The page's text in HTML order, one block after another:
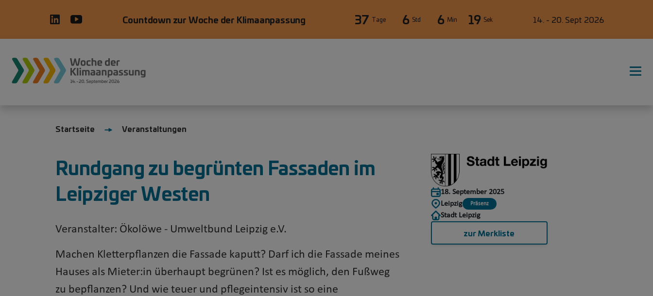
Countdown zur Woche der Klimaanpassung 37 Tage 6 Std 6 Min 19 Sek 14. - 20. Sept 2026
Startseite Veranstaltungen
Rundgang zu begrünten Fassaden im
Leipziger Westen
Veranstalter: Ökolöwe - Umweltbund Leipzig e.V.
Machen Kletterpflanzen die Fassade kaputt? Darf ich die Fassade meines
Hauses als Mieter:in überhaupt begrünen? Ist es möglich, den Fußweg
zu bepflanzen? Und wie teuer und pflegeintensiv ist so eine
18. September 2025
Leipzig
Präsenz
Stadt Leipzig
zur Merkliste